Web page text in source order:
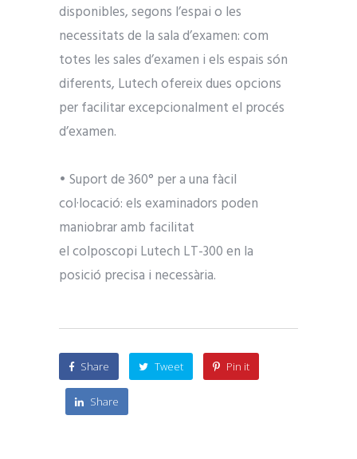
disponibles, segons l’espai o les
necessitats de la sala d’examen: com
totes les sales d’examen i els espais són
diferents, Lutech ofereix dues opcions
per facilitar excepcionalment el procés
d’examen.
• Suport de 360° per a una fàcil
col·locació: els examinadors poden
maniobrar amb facilitat
el colposcopi Lutech LT-300 en la
posició precisa i necessària.
Share Tweet Pin it
Share